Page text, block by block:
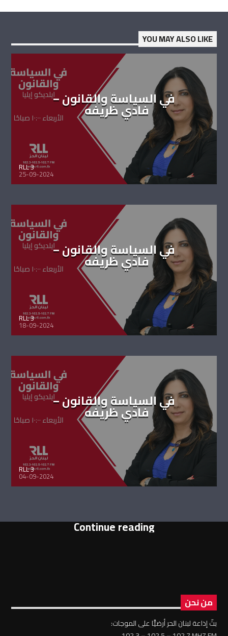
YOU MAY ALSO LIKE
في السياسة والقانون –
فادي ظريفه
RLL 3
25-09-2024
في السياسة والقانون –
فادي ظريفه
RLL 3
18-09-2024
في السياسة والقانون –
فادي ظريفه
RLL 3
04-09-2024
Continue reading
من نحن
بثّ إذاعة لبنان الحر أرضيًّا على الموجات: